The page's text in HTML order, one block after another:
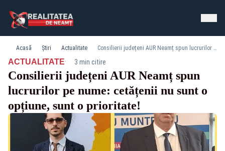
Acasă Știri Actualitate Consilierii județeni AUR Neamț spun lucrurilor pe nume: cetățenii nu sunt o opțiune, sunt o prioritate!
ACTUALITATE· 3 min citire
Consilierii județeni AUR Neamț spun
lucrurilor pe nume: cetățenii nu sunt o
opțiune, sunt o prioritate!